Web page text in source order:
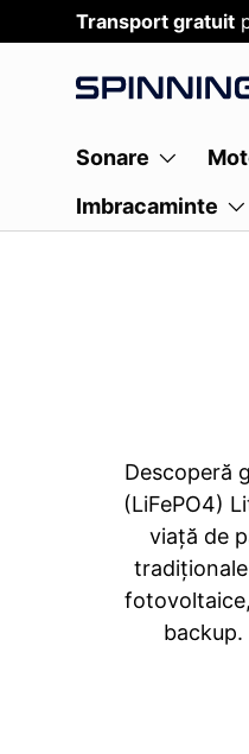
SARI PESTE
Transport gratuit
Sonare
Imbracaminte
Descoperă
(LiFePO4)
viață de